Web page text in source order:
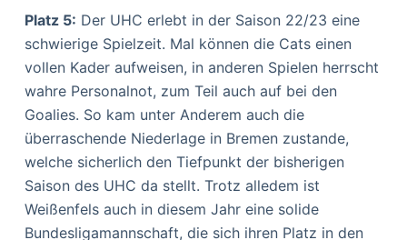
Platz 5: Der UHC erlebt in der Saison 22/23 eine
schwierige Spielzeit. Mal können die Cats einen
vollen Kader aufweisen, in anderen Spielen herrscht
wahre Personalnot, zum Teil auch auf bei den
Goalies. So kam unter Anderem auch die
überraschende Niederlage in Bremen zustande,
welche sicherlich den Tiefpunkt der bisherigen
Saison des UHC da stellt. Trotz alledem ist
Weißenfels auch in diesem Jahr eine solide
Bundesligamannschaft, die sich ihren Platz in den